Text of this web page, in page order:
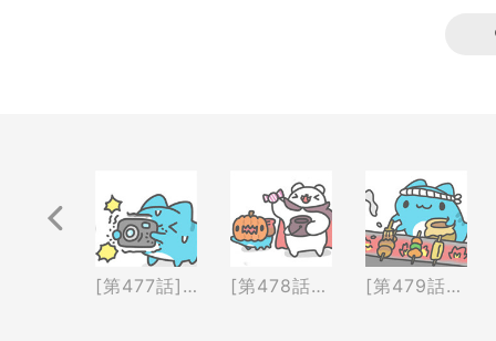
[第477話] 防手震&冰箱貓蟲 [第478話] 一起要糖去 [第479話] 串燒
返回前頁